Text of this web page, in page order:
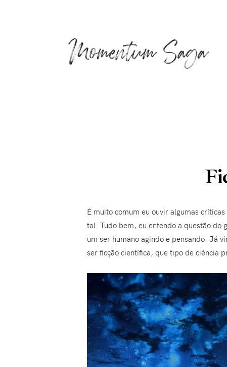
É muito comum eu ouvir algumas
tal. Tudo bem, eu entendo a questão
um ser humano agindo e pensando. Já
ser ficção científica, que tipo de ciência